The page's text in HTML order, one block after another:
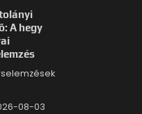
A hegy
08-03